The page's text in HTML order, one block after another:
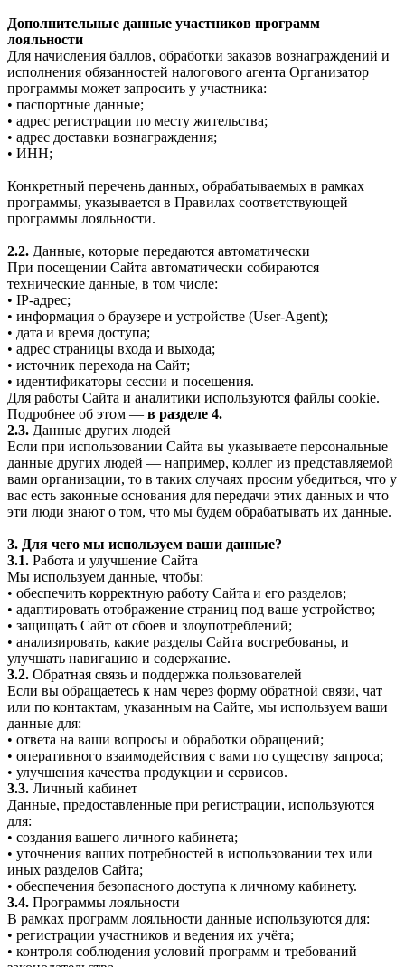
Дополнительные данные участников программ
лояльности
Для начисления баллов, обработки заказов вознаграждений и
исполнения обязанностей налогового агента Организатор
программы может запросить у участника:
• паспортные данные;
• адрес регистрации по месту жительства;
• адрес доставки вознаграждения;
• ИНН;
Конкретный перечень данных, обрабатываемых в рамках
программы, указывается в Правилах соответствующей
программы лояльности.
2.2. Данные, которые передаются автоматически
При посещении Сайта автоматически собираются
технические данные, в том числе:
• IP-адрес;
• информация о браузере и устройстве (User-Agent);
• дата и время доступа;
• адрес страницы входа и выхода;
• источник перехода на Сайт;
• идентификаторы сессии и посещения.
Для работы Сайта и аналитики используются файлы cookie.
Подробнее об этом — в разделе 4.
2.3. Данные других людей
Если при использовании Сайта вы указываете персональные
данные других людей — например, коллег из представляемой
вами организации, то в таких случаях просим убедиться, что у
вас есть законные основания для передачи этих данных и что
эти люди знают о том, что мы будем обрабатывать их данные.
3. Для чего мы используем ваши данные?
3.1. Работа и улучшение Сайта
Мы используем данные, чтобы:
• обеспечить корректную работу Сайта и его разделов;
• адаптировать отображение страниц под ваше устройство;
• защищать Сайт от сбоев и злоупотреблений;
• анализировать, какие разделы Сайта востребованы, и
улучшать навигацию и содержание.
3.2. Обратная связь и поддержка пользователей
Если вы обращаетесь к нам через форму обратной связи, чат
или по контактам, указанным на Сайте, мы используем ваши
данные для:
• ответа на ваши вопросы и обработки обращений;
• оперативного взаимодействия с вами по существу запроса;
• улучшения качества продукции и сервисов.
3.3. Личный кабинет
Данные, предоставленные при регистрации, используются
для:
• создания вашего личного кабинета;
• уточнения ваших потребностей в использовании тех или
иных разделов Сайта;
• обеспечения безопасного доступа к личному кабинету.
3.4. Программы лояльности
В рамках программ лояльности данные используются для:
• регистрации участников и ведения их учёта;
• контроля соблюдения условий программ и требований